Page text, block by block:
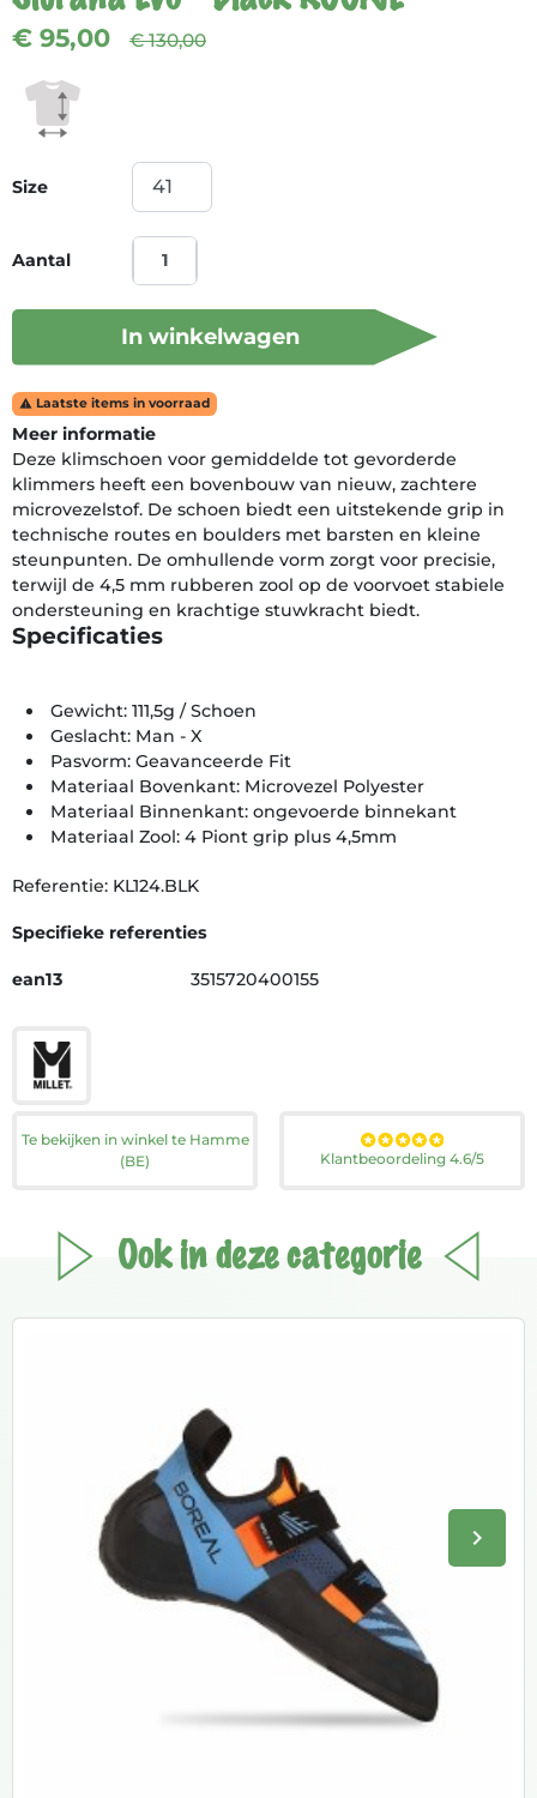
€ 95,00 € 130,00
Size
Aantal
In winkelwagen
 Laatste items in voorraad
Meer informatie
Deze klimschoen voor gemiddelde tot gevorderde
klimmers heeft een bovenbouw van nieuw, zachtere
microvezelstof. De schoen biedt een uitstekende grip in
technische routes en boulders met barsten en kleine
steunpunten. De omhullende vorm zorgt voor precisie,
terwijl de 4,5 mm rubberen zool op de voorvoet stabiele
ondersteuning en krachtige stuwkracht biedt.
Specificaties
Gewicht: 111,5g / Schoen
Geslacht: Man - X
Pasvorm: Geavanceerde Fit
Materiaal Bovenkant: Microvezel Polyester
Materiaal Binnenkant: ongevoerde binnekant
Materiaal Zool: 4 Piont grip plus 4,5mm
Referentie: KL124.BLK
Specifieke referenties
ean13 3515720400155
Te bekijken in winkel te Hamme
(BE)
Klantbeoordeling 4.6/5
Ook in deze categorie
keyboard_arrow_right